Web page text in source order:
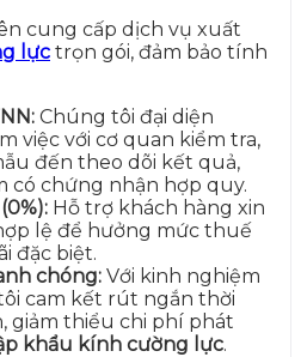
cung cấp dịch vụ xuất
lực trọn gói, đảm bảo tính
Chúng tôi đại diện
việc với cơ quan kiểm tra,
đến theo dõi kết quả,
có chứng nhận hợp quy.
Hỗ trợ khách hàng xin
lệ để hưởng mức thuế
đặc biệt.
chóng: Với kinh nghiệm
cam kết rút ngắn thời
giảm thiểu chi phí phát
khẩu kính cường lực.